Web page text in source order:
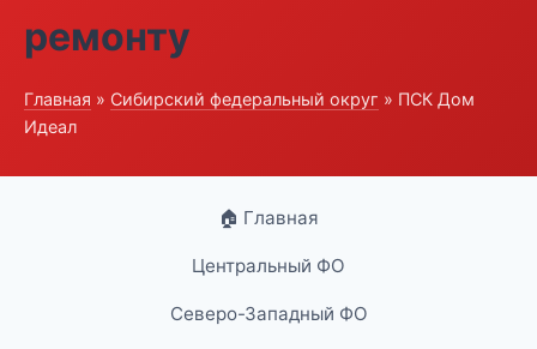
ремонту
Главная » Сибирский федеральный округ » ПСК Дом
Идеал
🏠 Главная
Центральный ФО
Северо-Западный ФО